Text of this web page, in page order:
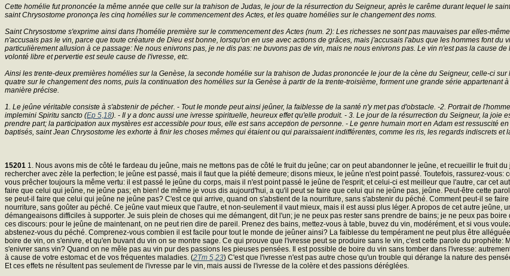
Cette homélie fut prononcée la même année que celle sur la trahison de Judas, le jour de la résurrection du Seigneur, après le carême durant lequel le
saint Chrysostome prononça les cinq homélies sur le commencement des Actes, et les quatre homélies sur le changement des noms.
Saint Chrysostome s'exprime ainsi dans l'homélie première sur le commencement des Actes (num. 2): Les richesses ne sont pas mauvaises par elles-
n'accusais pas le vin, parce que toute créature de Dieu est bonne, lorsqu'on en use avec actions de grâces, mais j'accusais l'abus que les hommes font
particulièrement allusion à ce passage: Ne nous enivrons pas, je ne dis pas: ne buvons pas de vin, mais ne nous enivrons pas. Le vin n'est pas la cause
volonté libre et pervertie est seule cause de l'ivresse, etc.
Ainsi les trente-deux premières homélies sur la Genèse, la seconde homélie sur la trahison de Judas prononcée le jour de la cène du Seigneur, celle-ci
quatre sur le changement des noms, puis la continuation des homélies sur la Genèse à partir de la trente-troisième, forment une grande série
manière précise.
1. Le jeûne véritable consiste à s'abstenir de pécher. - Tout le monde peut ainsi jeûner, la faiblesse de la santé n'y met pas d'obstacle. -2. Portrait de
implemini Spiritu sancto (Ep 5,18). - Il y a donc aussi une ivresse spirituelle, heureux effet qu'elle produit. - 3. Le jour de la résurrection du Seigneur, la
prendre part; la participation aux mystères est accessible pour tous, elle est sans acception de personne. - Le genre humain mort en Adam est ressuscité
baptisés, saint Jean Chrysostome les exhorte à finir les choses mêmes qui étaient ou qui paraissaient indifférentes, comme les ris, les regards indiscrets
15201 1. Nous avons mis de côté le fardeau du jeûne, mais ne mettons pas de côté le fruit du jeûne; car on peut abandonner le jeûne, et recueillir le fruit
rechercher avec zèle la perfection; le jeûne est passé, mais il faut que la piété demeure; disons mieux, le jeûne n'est point passé. Toutefois, rassurez-
vous prêcher toujours la même vertu: il est passé le jeûne du corps, mais il n'est point passé le jeûne de l'esprit; et celui-ci est meilleur que l'autre, car cet
faire que celui qui jeûne, ne jeûne pas; eh bien! de même je vous dis aujourd'hui, a qu'il peut se faire que celui qui ne jeûne pas, jeûne. Peut-être cette
se peut-il faire que celui qui jeûne ne jeûne pas? C'est ce qui arrive, quand on s'abstient de la nourriture, sans s'abstenir du péché. Comment peut-il se
nourriture, sans goûter au péché. Ce jeûne vaut mieux que l'autre, et non-seulement il vaut mieux, mais il est aussi plus léger. A propos de cet autre
démangeaisons difficiles à supporter. Je suis plein de choses qui me démangent, dit l'un; je ne peux pas rester sans prendre de bains; je ne peux pas
ces discours: pour le jeûne de maintenant, on ne peut rien dire de pareil. Prenez des bains, mettez-vous à table, buvez du vin, modérément, et si vous
abstenez-vous du péché. Comprenez-vous combien il est facile pour tout le monde de jeûner ainsi? La faiblesse du tempérament ne peut plus être
boire de vin, on s'enivre, et qu'en buvant du vin on se montre sage. Ce qui prouve que l'ivresse peut se produire sans le vin, c'est cette parole du prophète:
s'enivrer sans vin? Quand on ne mêle pas au vin pur des passions les pieuses pensées. Il est possible de boire du vin sans tomber dans l'ivresse:
à cause de votre estomac et de vos fréquentes maladies. (2Tm 5,23) C'est que l'ivresse n'est pas autre chose qu'un trouble qui dérange la nature des
Et ces effets ne résultent pas seulement de l'ivresse par le vin, mais aussi de l'ivresse de la colère et des passions déréglées.